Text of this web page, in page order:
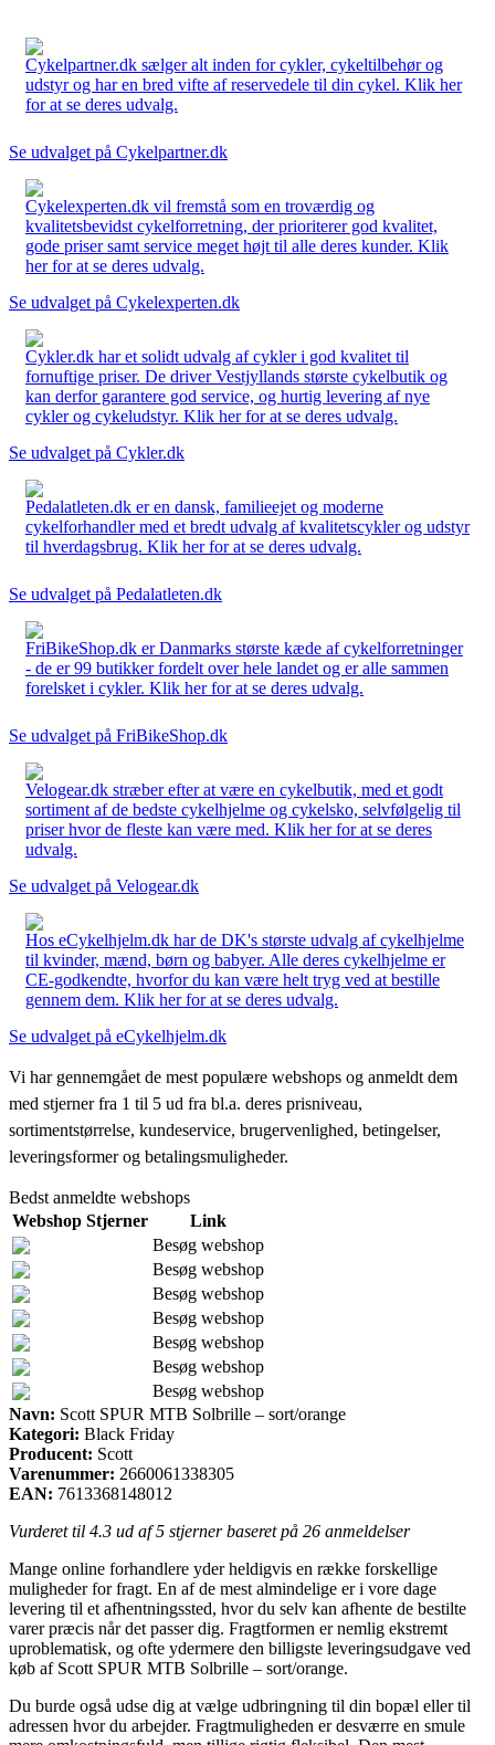
Cykelpartner.dk sælger alt inden for cykler, cykeltilbehør og
udstyr og har en bred vifte af reservedele til din cykel. Klik her
for at se deres udvalg.
Se udvalget på Cykelpartner.dk
Cykelexperten.dk vil fremstå som en troværdig og
kvalitetsbevidst cykelforretning, der prioriterer god kvalitet,
gode priser samt service meget højt til alle deres kunder. Klik
her for at se deres udvalg.
Se udvalget på Cykelexperten.dk
Cykler.dk har et solidt udvalg af cykler i god kvalitet til
fornuftige priser. De driver Vestjyllands største cykelbutik og
kan derfor garantere god service, og hurtig levering af nye
cykler og cykeludstyr. Klik her for at se deres udvalg.
Se udvalget på Cykler.dk
Pedalatleten.dk er en dansk, familieejet og moderne
cykelforhandler med et bredt udvalg af kvalitetscykler og udstyr
til hverdagsbrug. Klik her for at se deres udvalg.
Se udvalget på Pedalatleten.dk
FriBikeShop.dk er Danmarks største kæde af cykelforretninger
- de er 99 butikker fordelt over hele landet og er alle sammen
forelsket i cykler. Klik her for at se deres udvalg.
Se udvalget på FriBikeShop.dk
Velogear.dk stræber efter at være en cykelbutik, med et godt
sortiment af de bedste cykelhjelme og cykelsko, selvfølgelig til
priser hvor de fleste kan være med. Klik her for at se deres
udvalg.
Se udvalget på Velogear.dk
Hos eCykelhjelm.dk har de DK's største udvalg af cykelhjelme
til kvinder, mænd, børn og babyer. Alle deres cykelhjelme er
CE-godkendte, hvorfor du kan være helt tryg ved at bestille
gennem dem. Klik her for at se deres udvalg.
Se udvalget på eCykelhjelm.dk
Vi har gennemgået de mest populære webshops og anmeldt dem
med stjerner fra 1 til 5 ud fra bl.a. deres prisniveau,
sortimentstørrelse, kundeservice, brugervenlighed, betingelser,
leveringsformer og betalingsmuligheder.
Bedst anmeldte webshops
Webshop Stjerner
Link
Besøg webshop
Besøg webshop
Besøg webshop
Besøg webshop
Besøg webshop
Besøg webshop
Besøg webshop
Navn: Scott SPUR MTB Solbrille – sort/orange
Kategori: Black Friday
Producent: Scott
Varenummer: 2660061338305
EAN: 7613368148012
Vurderet til 4.3 ud af 5 stjerner baseret på 26 anmeldelser
Mange online forhandlere yder heldigvis en række forskellige
muligheder for fragt. En af de mest almindelige er i vore dage
levering til et afhentningssted, hvor du selv kan afhente de bestilte
varer præcis når det passer dig. Fragtformen er nemlig ekstremt
uproblematisk, og ofte ydermere den billigste leveringsudgave ved
køb af Scott SPUR MTB Solbrille – sort/orange.
Du burde også udse dig at vælge udbringning til din bopæl eller til
adressen hvor du arbejder. Fragtmuligheden er desværre en smule